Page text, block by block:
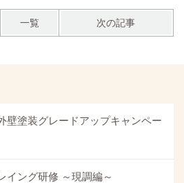
一覧 次の記事
壁塗装グレードアップキャンペー
イング研修 ～現調編～